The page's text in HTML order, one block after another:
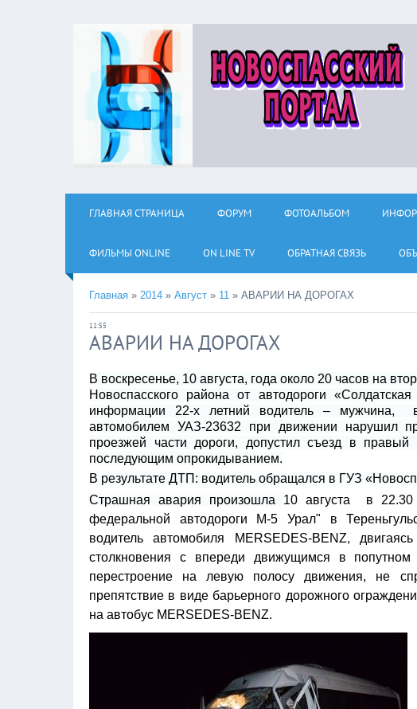
ГЛАВНАЯ СТРАНИЦА ФОРУМ ФОТОАЛЬБОМ
ФИЛЬМЫ ОNLINE ON LINE TV ОБРАТНАЯ СВЯЗЬ
Главная » 2014 » Август » 11 » АВАРИИ НА ДОРОГАХ
11:55
АВАРИИ НА ДОРОГАХ
В воскресенье, 10 августа, года около 20 часов на
Новоспасского района от автодороги
информации 22-х летний водитель – мужчина, в
автомобилем УАЗ-23632 при движении нарушил
проезжей части дороги, допустил съезд в
последующим опрокидыванием.
В результате ДТП: водитель обращался в ГУЗ
Страшная авария произошла 10 августа в 22.30
федеральной автодороги М-5 Урал" в
водитель автомобиля MERSEDES-BENZ,
столкновения с впереди движущимся в
перестроение на левую полосу движения, не
препятствие в виде барьерного дорожного
на автобус MERSEDES-BENZ.